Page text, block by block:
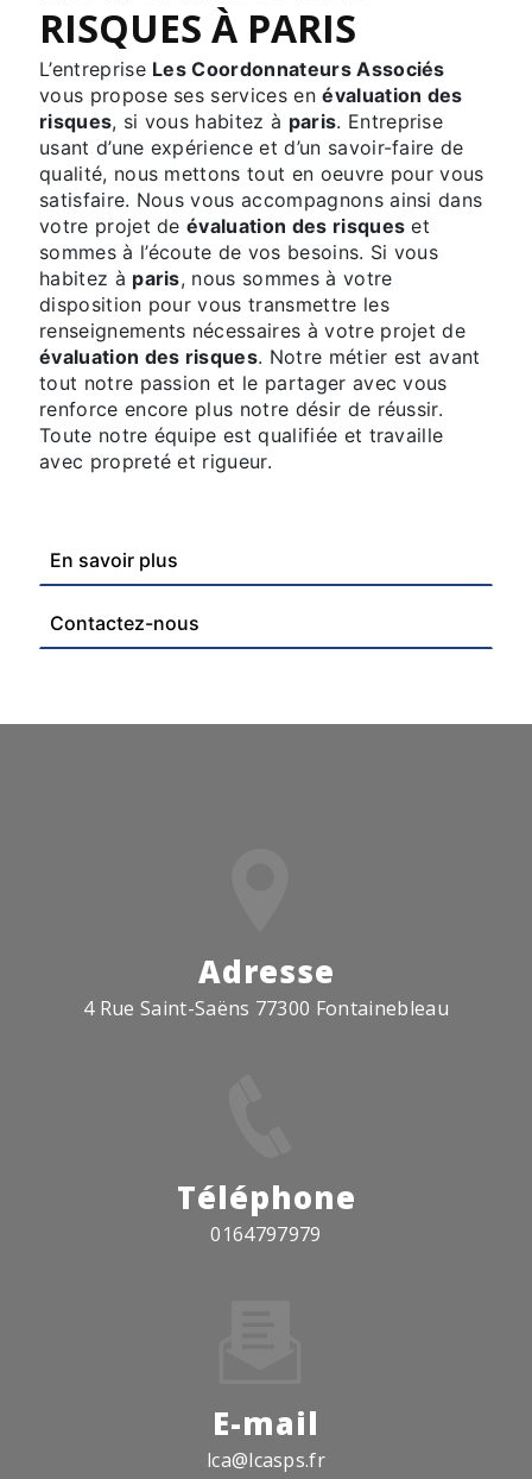
RISQUES À PARIS
L’entreprise Les Coordonnateurs Associés
vous propose ses services enévaluation des
risques, si vous habitez à paris. Entreprise
usant d’une expérience et d’un savoir-faire de
qualité, nous mettons tout en oeuvre pour vous
satisfaire. Nous vous accompagnons ainsi dans
votre projet deévaluation des risques et
sommes à l’écoute de vos besoins. Si vous
habitez à paris, nous sommes à votre
disposition pour vous transmettre les
renseignements nécessaires à votre projet de
évaluation des risques. Notre métier est avant
tout notre passion et le partager avec vous
renforce encore plus notre désir de réussir.
Toute notre équipe est qualifiée et travaille
avec propreté et rigueur.
En savoir plus
Contactez-nous
Adresse
4 Rue Saint-Saëns 77300 Fontainebleau
Téléphone
0164797979
E-mail
lca@lcasps.fr